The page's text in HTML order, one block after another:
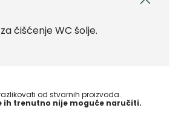
čišćenje WC šolje.
od stvarnih proizvoda.
ih trenutno nije moguće naručiti.